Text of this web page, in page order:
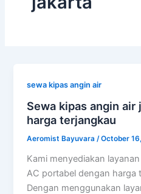
sewa kipas angin air
Sewa kipas angin air
harga terjangkau
Aeromist Bayuvara /October
Kami menyediakan
AC portabel dengan harga
Dengan menggunakan